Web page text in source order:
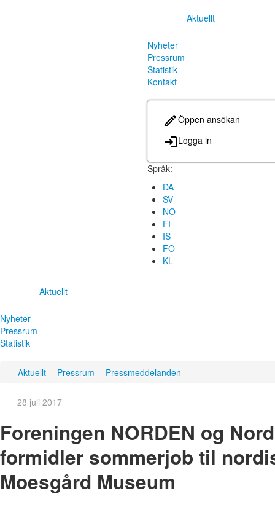
Aktuellt
Nyheter
Pressrum
Statistik
Kontakt
Öppen ansökan
Logga in
Språk:
DA
SV
NO
FI
IS
FO
KL
Aktuellt
Nyheter
Pressrum
Statistik
Aktuellt Pressrum Pressmeddelanden
28 juli 2017
Foreningen NORDEN og
formidler sommerjob til
Moesgård Museum